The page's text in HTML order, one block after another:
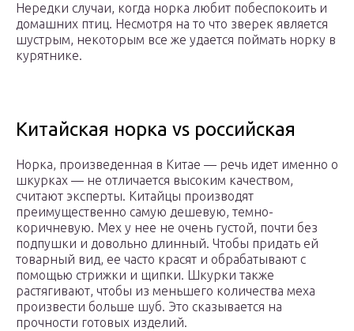
Нередки случаи, когда норка любит побеспокоить и
домашних птиц. Несмотря на то что зверек является
шустрым, некоторым все же удается поймать норку в
курятнике.
Китайская норка vs российская
Норка, произведенная в Китае — речь идет именно о
шкурках — не отличается высоким качеством,
считают эксперты. Китайцы производят
преимущественно самую дешевую, темно-
коричневую. Мех у нее не очень густой, почти без
подпушки и довольно длинный. Чтобы придать ей
товарный вид, ее часто красят и обрабатывают с
помощью стрижки и щипки. Шкурки также
растягивают, чтобы из меньшего количества меха
произвести больше шуб. Это сказывается на
прочности готовых изделий.